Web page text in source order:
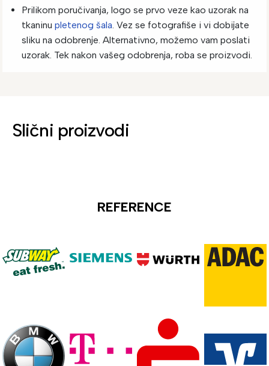
Prilikom poručivanja, logo se prvo veze kao uzorak na
tkaninu pletenog šala. Vez se fotografiše i vi dobijate
sliku na odobrenje. Alternativno, možemo vam poslati
uzorak. Tek nakon vašeg odobrenja, roba se proizvodi.
Slični proizvodi
REFERENCE